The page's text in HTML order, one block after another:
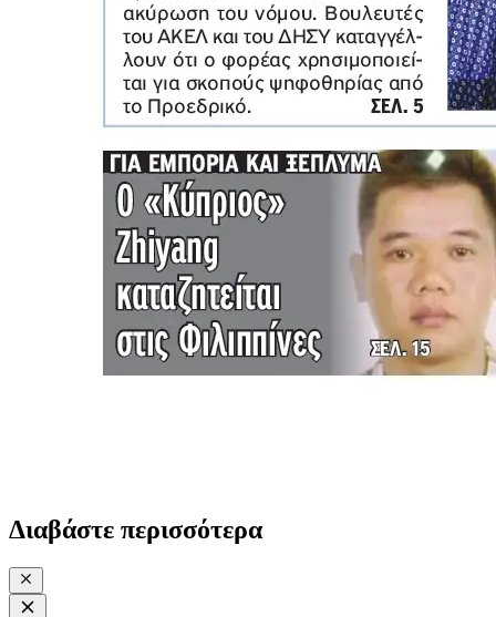
Διαβάστε περισσότερα